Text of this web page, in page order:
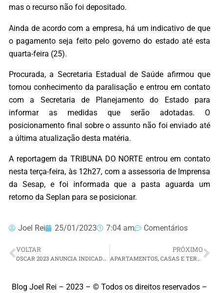
mas o recurso não foi depositado.
Ainda de acordo com a empresa, há um indicativo de que
o pagamento seja feito pelo governo do estado até esta
quarta-feira (25).
Procurada, a Secretaria Estadual de Saúde afirmou que
tomou conhecimento da paralisação e entrou em contato
com a Secretaria de Planejamento do Estado para
informar as medidas que serão adotadas. O
posicionamento final sobre o assunto não foi enviado até
a última atualização desta matéria.
A reportagem da TRIBUNA DO NORTE entrou em contato
nesta terça-feira, às 12h27, com a assessoria de Imprensa
da Sesap, e foi informada que a pasta aguarda um
retorno da Seplan para se posicionar.
Joel Rei 25/01/2023 7:04 am Comentários
VOLTAR PRÓXIMO
Blog Joel Rei – 2023 – © Todos os direitos reservados –